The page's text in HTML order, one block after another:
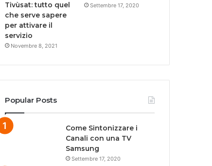
Tivùsat: tutto quel
che serve sapere
per attivare il
servizio
Novembre 8, 2021
Settembre 17, 2020
Popular Posts
Come Sintonizzare i
Canali con una TV
Samsung
Settembre 17, 2020